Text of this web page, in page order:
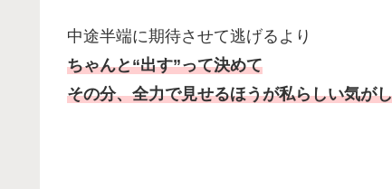
中途半端に期待させて逃げるより
ちゃんと“出す”って決めて
その分、全力で見せるほうが私らしい気が